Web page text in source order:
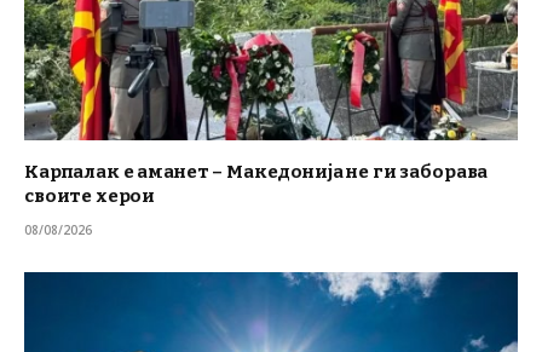
Карпалак е аманет – Македонија не ги заборава
своите херои
08/08/2026